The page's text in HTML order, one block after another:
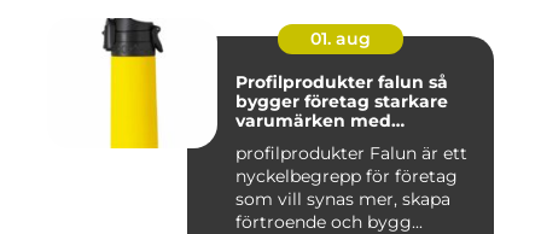
01. aug
Profilprodukter falun så
bygger företag starkare
varumärken med
profilprodukter Falun är ett
nyckelbegrepp för företag
som vill synas mer, skapa
förtroende och bygg...